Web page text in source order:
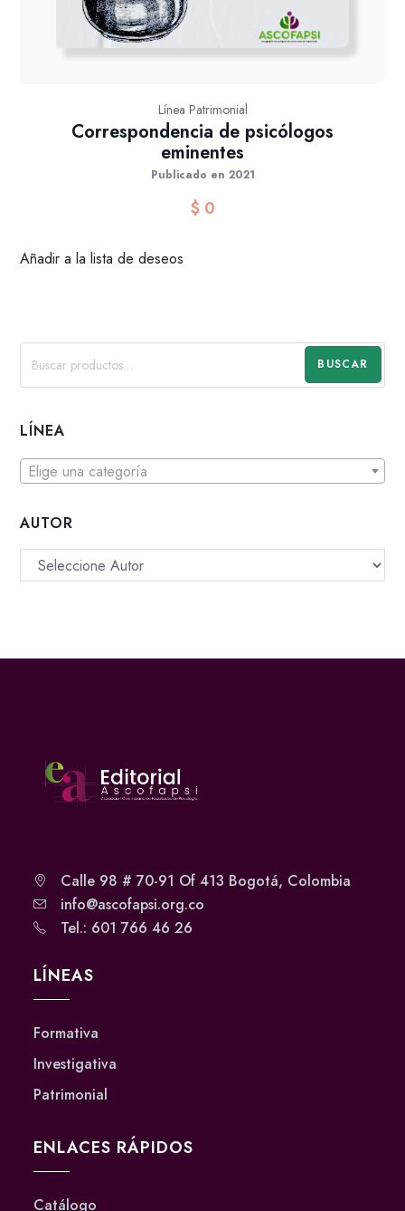
Línea Patrimonial
Correspondencia de psicólogos
eminentes
Publicado en 2021
$0
Añadir a la lista de deseos
BUSCAR
LÍNEA
Elige una categoría
AUTOR
Calle 98 # 70-91 Of 413 Bogotá, Colombia
info@ascofapsi.org.co
Tel.: 601 766 46 26
LÍNEAS
Formativa
Investigativa
Patrimonial
ENLACES RÁPIDOS
Catálogo